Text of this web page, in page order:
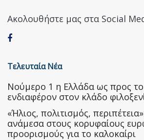
Ακολουθήστε μας στα Social
Τελευταία Νέα
Nούμερο 1 η Ελλάδα ως προς το
ενδιαφέρον στον κλάδο
«Ήλιος, πολιτισμός,
ανάμεσα στους κορυφαίους
προορισμούς για το καλοκαίρι